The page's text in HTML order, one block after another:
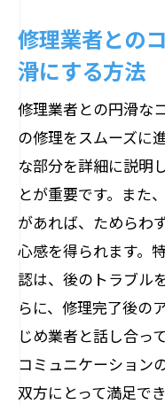
修理業者との
滑にする方法
修理業者との円滑な
の修理をスムーズに
な部分を詳細に説明
とが重要です。また
があれば、ためらわ
心感を得られます。
認は、後のトラブル
らに、修理完了後の
じめ業者と話し合っ
コミュニケーション
双方にとって満足で